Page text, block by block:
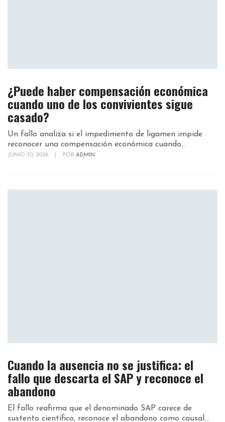
¿Puede haber compensación económica
cuando uno de los convivientes sigue
casado?
Un fallo analiza si el impedimento de ligamen impide
reconocer una compensación económica cuando...
JUNIO 30, 2026 POR ADMIN
Cuando la ausencia no se justifica: el
fallo que descarta el SAP y reconoce el
abandono
El fallo reafirma que el denominado SAP carece de
sustento científico, reconoce el abandono como causal...